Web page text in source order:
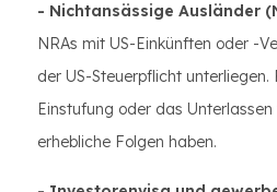
- Nichtansässige Ausländer
NRAs mit US-Einkünften oder -
der US-Steuerpflicht unterliegen.
Einstufung oder das
erhebliche Folgen haben.